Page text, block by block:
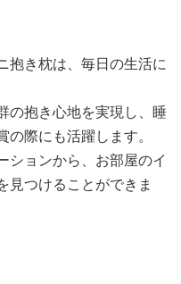
抱き枕は、毎日の生活に
の抱き心地を実現し、睡
際にも活躍します。
ションから、お部屋のイ
見つけることができま